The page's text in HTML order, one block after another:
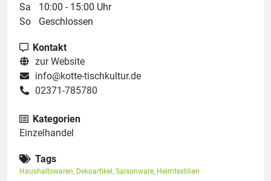
Sa
10:00 - 15:00 Uhr
So
Geschlossen
Kontakt
zur Website
info@kotte-tischkultur.de
02371-785780
Kategorien
Einzelhandel
Tags
Haushaltswaren, Dekoartikel, Saisonware, Heimtextilien